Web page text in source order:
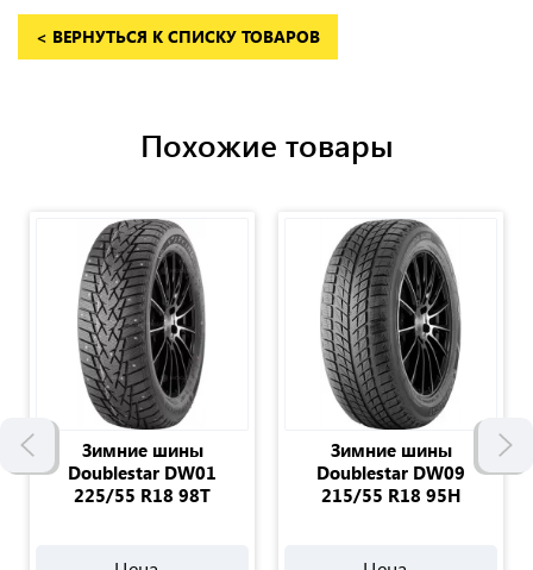
< ВЕРНУТЬСЯ К СПИСКУ ТОВАРОВ
Похожие товары
Зимние шины
Doublestar DW01
225/55 R18 98T
Зимние шины
Doublestar DW09
215/55 R18 95H